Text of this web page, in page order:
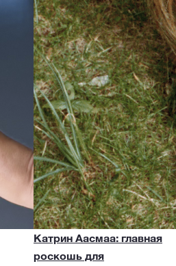
Катрин Аасмаа: главная
роскошь для